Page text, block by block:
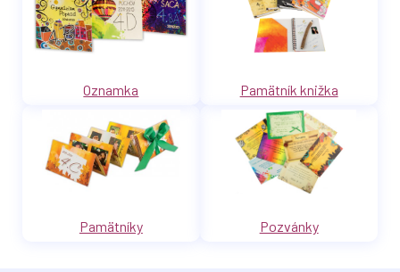
Oznamka Pamätník knižka
Pamätníky Pozvánky